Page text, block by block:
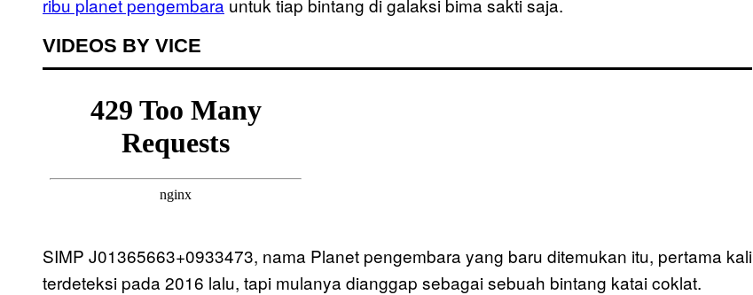
ribu planet pengembara untuk tiap bintang di galaksi bima sakti saja.
VIDEOS BY VICE
SIMP J01365663+0933473, nama Planet pengembara yang baru ditemukan itu, pertama kali
terdeteksi pada 2016 lalu, tapi mulanya dianggap sebagai sebuah bintang katai coklat.